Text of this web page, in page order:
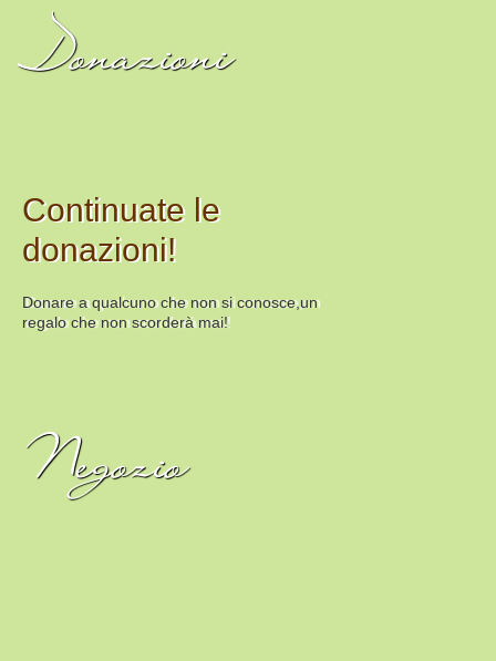
Donazioni
Continuate le
donazioni!
Donare a qualcuno che non si conosce,un
regalo che non scorderà mai!
Negozio